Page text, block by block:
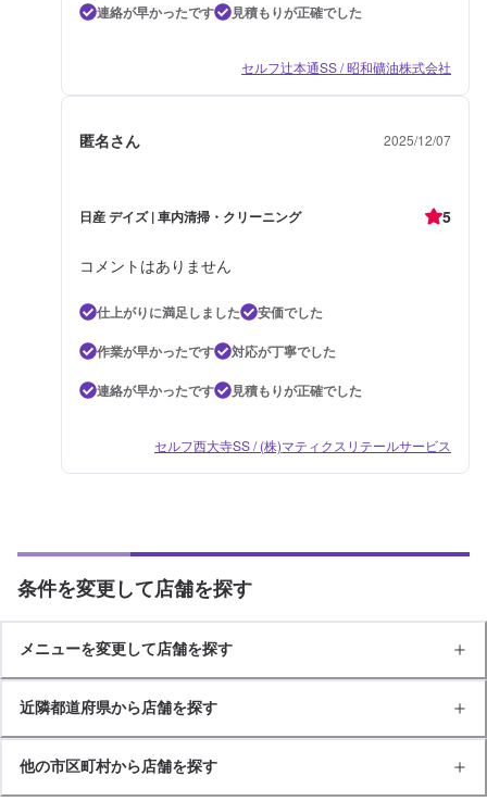
連絡が早かったです
見積もりが正確でした
セルフ辻本通SS / 昭和礦油株式会社
匿名さん 2025/12/07
日産 デイズ | 車内清掃・クリーニング 5
コメントはありません
仕上がりに満足しました
安価でした
作業が早かったです
対応が丁寧でした
連絡が早かったです
見積もりが正確でした
セルフ西大寺SS / (株)マティクスリテールサービス
条件を変更して店舗を探す
メニューを変更して店舗を探す
近隣都道府県から店舗を探す
他の市区町村から店舗を探す